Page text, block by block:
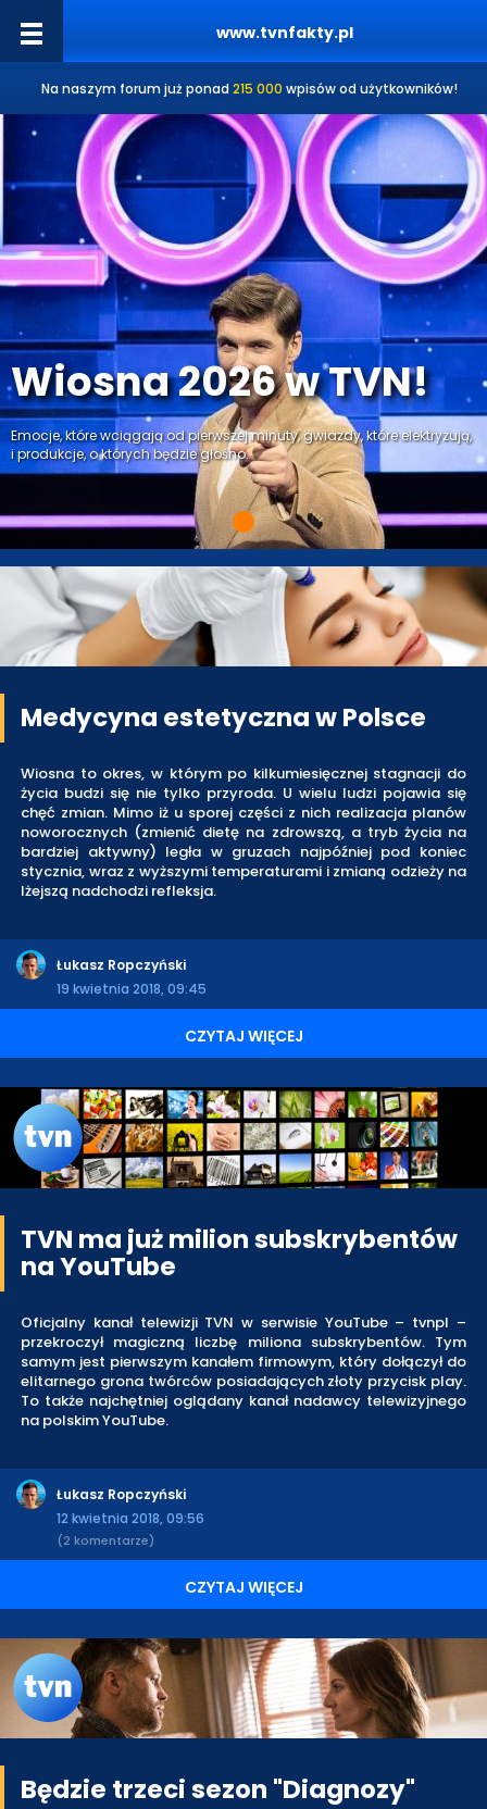
www.tvnfakty.pl
Na naszym forum już ponad 215 000 wpisów od użytkowników!
Wiosna 2026 w TVN!
Emocje, które wciągają od pierwszej minuty, gwiazdy, które elektryzują,
i produkcje, o których będzie głośno.
Medycyna estetyczna w Polsce
Wiosna to okres, w którym po kilkumiesięcznej stagnacji do
życia budzi się nie tylko przyroda. U wielu ludzi pojawia się
chęć zmian. Mimo iż u sporej części z nich realizacja planów
noworocznych (zmienić dietę na zdrowszą, a tryb życia na
bardziej aktywny) legła w gruzach najpóźniej pod koniec
stycznia, wraz z wyższymi temperaturami i zmianą odzieży na
lżejszą nadchodzi refleksja.
Łukasz Ropczyński
19 kwietnia 2018, 09:45
CZYTAJ WIĘCEJ
TVN ma już milion subskrybentów
na YouTube
Oficjalny kanał telewizji TVN w serwisie YouTube – tvnpl –
przekroczył magiczną liczbę miliona subskrybentów. Tym
samym jest pierwszym kanałem firmowym, który dołączył do
elitarnego grona twórców posiadających złoty przycisk play.
To także najchętniej oglądany kanał nadawcy telewizyjnego
na polskim YouTube.
Łukasz Ropczyński
12 kwietnia 2018, 09:56
(2 komentarze)
CZYTAJ WIĘCEJ
Będzie trzeci sezon "Diagnozy"